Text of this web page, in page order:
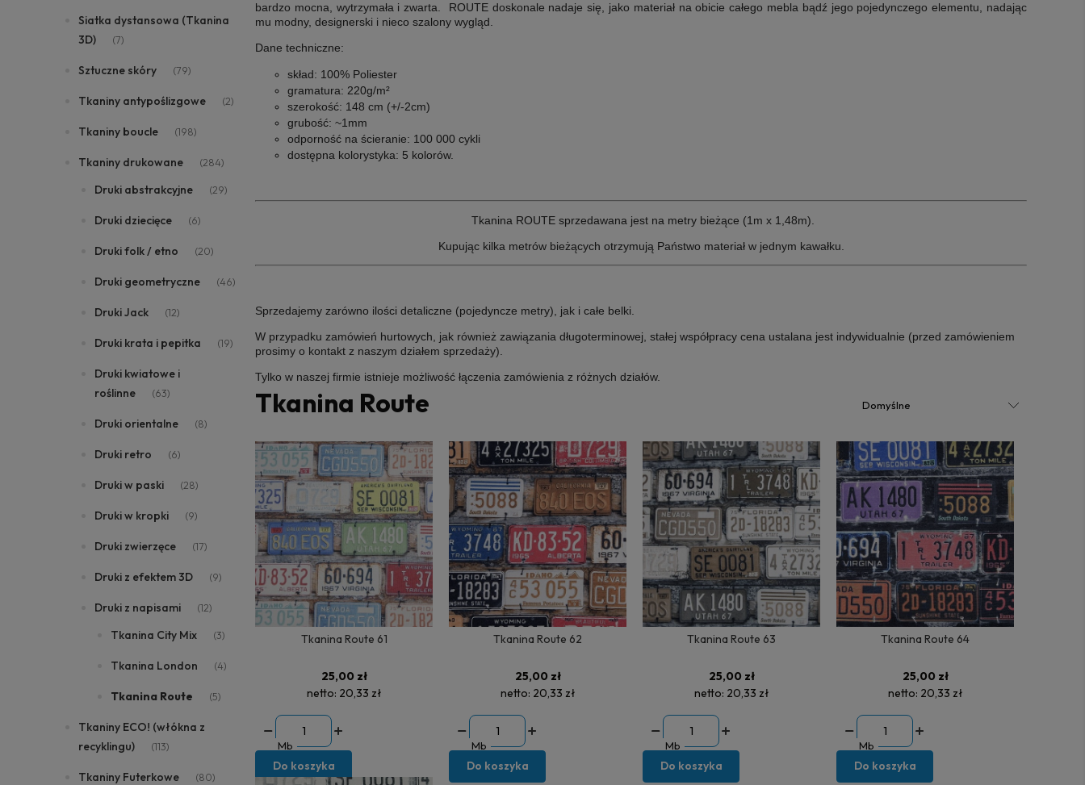
Siatka dystansowa (Tkanina
3D)
(7)
Sztuczne skóry (79)
Tkaniny antypoślizgowe (2)
Tkaniny boucle (198)
Tkaniny drukowane (284)
Druki abstrakcyjne (29)
Druki dziecięce (6)
Druki folk / etno (20)
Druki geometryczne (46)
Druki Jack (12)
Druki krata i pepitka (19)
Druki kwiatowe i
roślinne
(63)
Druki orientalne (8)
Druki retro (6)
Druki w paski (28)
Druki w kropki (9)
Druki zwierzęce (17)
Druki z efektem 3D (9)
Druki z napisami (12)
Tkanina City Mix (3)
Tkanina London (4)
Tkanina Route (5)
Tkaniny ECO! (włókna z
recyklingu)
(113)
Tkaniny Futerkowe (80)
bardzo mocna, wytrzymała i zwarta. ROUTE doskonale nadaje się, jako materiał na obicie całego mebla bądź jego pojedynczego elementu, nadając
mu modny, designerski i nieco szalony wygląd.
Dane techniczne:
skład: 100% Poliester
gramatura: 220g/m²
szerokość: 148 cm (+/-2cm)
grubość: ~1mm
odporność na ścieranie: 100 000 cykli
dostępna kolorystyka: 5 kolorów.
Tkanina ROUTE sprzedawana jest na metry bieżące (1m x 1,48m).
Kupując kilka metrów bieżących otrzymują Państwo materiał w jednym kawałku.
Sprzedajemy zarówno ilości detaliczne (pojedyncze metry), jak i całe belki.
W przypadku zamówień hurtowych, jak również zawiązania długoterminowej, stałej współpracy cena ustalana jest indywidualnie (przed zamówieniem
prosimy o kontakt z naszym działem sprzedaży).
Tylko w naszej firmie istnieje możliwość łączenia zamówienia z różnych działów.
Tkanina Route
Tkanina Route 61
25,00 zł
netto: 20,33 zł
Mb
Do koszyka
Tkanina Route 62
25,00 zł
netto: 20,33 zł
Mb
Do koszyka
Tkanina Route 63
25,00 zł
netto: 20,33 zł
Mb
Do koszyka
Tkanina Route 64
25,00 zł
netto: 20,33 zł
Mb
Do koszyka